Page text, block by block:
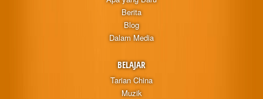
Berita
Blog
Dalam Media
BELAJAR
Tarian China
Muzik